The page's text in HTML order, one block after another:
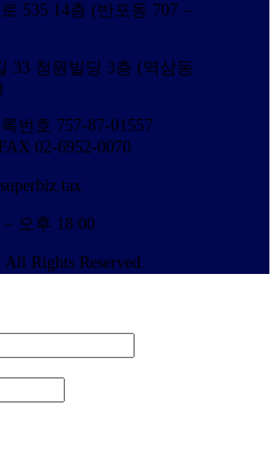
535 14층 (반포동 707 –
33 청원빌딩 3층 (역삼동
번호 757-87-01557
02-6952-0070
오후 18:00
Rights Reserved.